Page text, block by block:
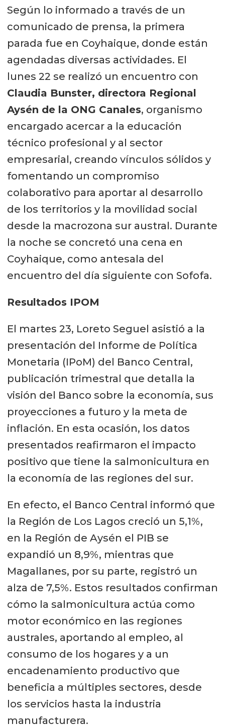
Según lo informado a través de un
comunicado de prensa, la primera
parada fue en Coyhaique, donde están
agendadas diversas actividades. El
lunes 22 se realizó un encuentro con
Claudia Bunster, directora Regional
Aysén de la ONG Canales, organismo
encargado acercar a la educación
técnico profesional y al sector
empresarial, creando vínculos sólidos y
fomentando un compromiso
colaborativo para aportar al desarrollo
de los territorios y la movilidad social
desde la macrozona sur austral. Durante
la noche se concretó una cena en
Coyhaique, como antesala del
encuentro del día siguiente con Sofofa.
Resultados IPOM
El martes 23, Loreto Seguel asistió a la
presentación del Informe de Política
Monetaria (IPoM) del Banco Central,
publicación trimestral que detalla la
visión del Banco sobre la economía, sus
proyecciones a futuro y la meta de
inflación. En esta ocasión, los datos
presentados reafirmaron el impacto
positivo que tiene la salmonicultura en
la economía de las regiones del sur.
En efecto, el Banco Central informó que
la Región de Los Lagos creció un 5,1%,
en la Región de Aysén el PIB se
expandió un 8,9%, mientras que
Magallanes, por su parte, registró un
alza de 7,5%. Estos resultados confirman
cómo la salmonicultura actúa como
motor económico en las regiones
australes, aportando al empleo, al
consumo de los hogares y a un
encadenamiento productivo que
beneficia a múltiples sectores, desde
los servicios hasta la industria
manufacturera.